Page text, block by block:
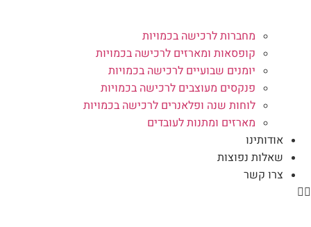
מחברות לרכישה בכמויות
קופסאות ומארזים לרכישה בכמויות
יומנים שבועיים לרכישה בכמויות
פנקסים מעוצבים לרכישה בכמויות
לוחות שנה ופלאנרים לרכישה בכמויות
מארזים ומתנות לעובדים
אודותינו
שאלות נפוצות
צרו קשר